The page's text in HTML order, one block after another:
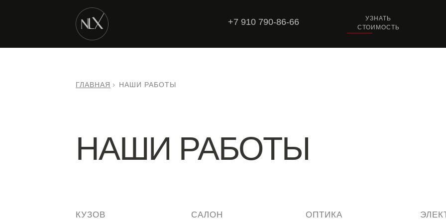
+7 910 790-86-66
УЗНАТЬ
СТОИМОСТЬ
НАШИ РАБОТЫ
ГЛАВНАЯ НАШИ РАБОТЫ
КУЗОВ САЛОН ОПТИКА